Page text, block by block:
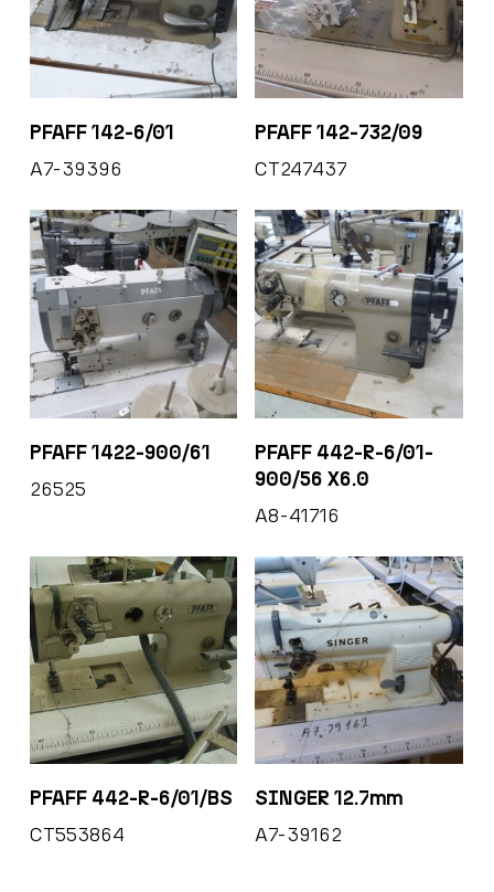
PFAFF 142-6/01
A7-39396
PFAFF 142-732/09
CT247437
PFAFF 1422-900/61
26525
PFAFF 442-R-6/01-
900/56 X6.0
A8-41716
PFAFF 442-R-6/01/BS
CT553864
SINGER 12.7mm
A7-39162